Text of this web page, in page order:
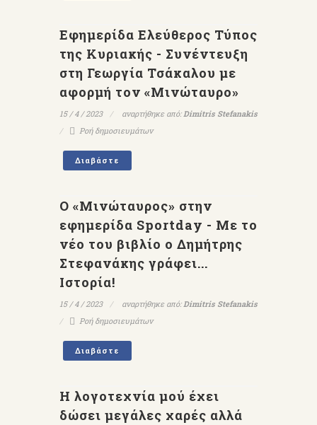
Εφημερίδα Eλεύθερος Τύπος
της Κυριακής - Συνέντευξη
στη Γεωργία Τσάκαλου με
αφορμή τον «Μινώταυρο»
15 / 4 / 2023 αναρτήθηκε από:Dimitris Stefanakis
Ροή δημοσιευμάτων
Διαβάστε
Ο «Μινώταυρος» στην
εφημερίδα Sportday - Με το
νέο του βιβλίο ο Δημήτρης
Στεφανάκης γράφει...
Ιστορία!
15 / 4 / 2023 αναρτήθηκε από:Dimitris Stefanakis
Ροή δημοσιευμάτων
Διαβάστε
Η λογοτεχνία μού έχει
δώσει μεγάλες χαρές αλλά